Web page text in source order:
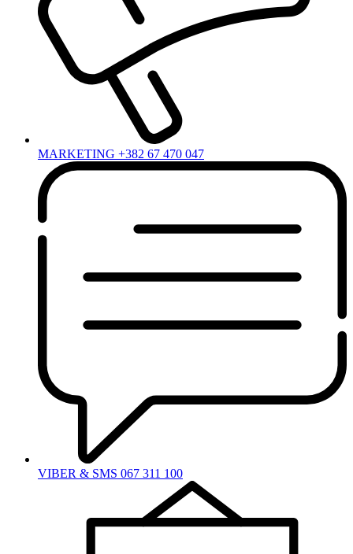
MARKETING +382 67 470 047
VIBER & SMS 067 311 100